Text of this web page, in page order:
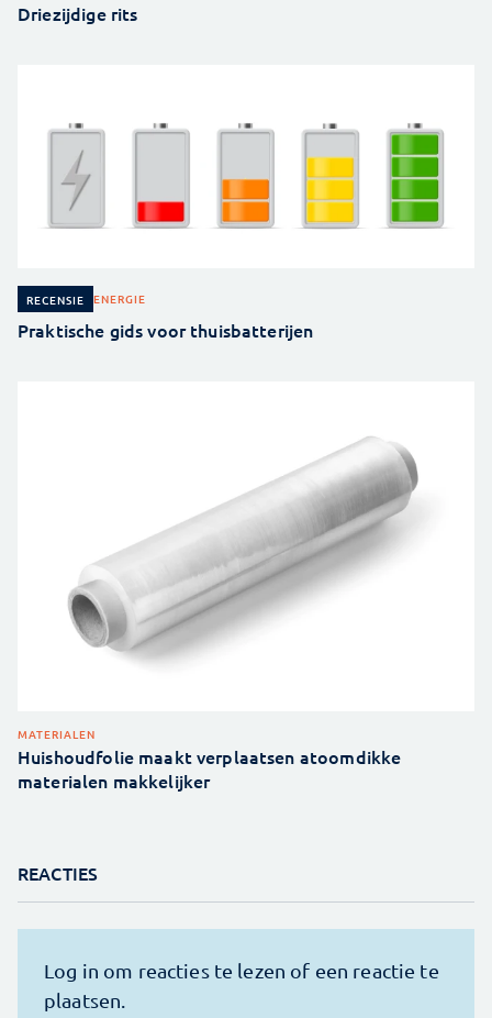
Driezijdige rits
RECENSIE ENERGIE
Praktische gids voor thuisbatterijen
MATERIALEN
Huishoudfolie maakt verplaatsen atoomdikke
materialen makkelijker
REACTIES